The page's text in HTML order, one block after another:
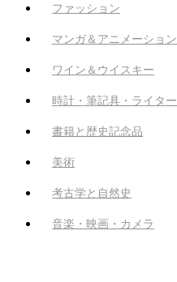
ファッション
マンガ＆アニメーション
ワイン＆ウイスキー
時計・筆記具・ライター
書籍と歴史記念品
美術
考古学と自然史
音楽・映画・カメラ